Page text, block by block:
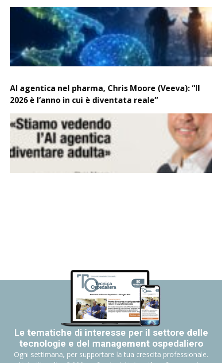
AI agentica nel pharma, Chris Moore (Veeva): “Il
2026 è l’anno in cui è diventata reale”
Le tematiche di interesse per il settore delle
tecnologie e del management ospedaliero
Ogni settimana, per supportare la tua crescita professionale.